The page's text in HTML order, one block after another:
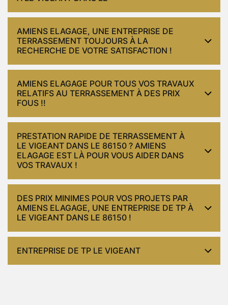
AMIENS ELAGAGE, UNE ENTREPRISE DE
TERRASSEMENT TOUJOURS À LA
RECHERCHE DE VOTRE SATISFACTION !
AMIENS ELAGAGE POUR TOUS VOS TRAVAUX
RELATIFS AU TERRASSEMENT À DES PRIX
FOUS !!
PRESTATION RAPIDE DE TERRASSEMENT À
LE VIGEANT DANS LE 86150 ? AMIENS
ELAGAGE EST LÀ POUR VOUS AIDER DANS
VOS TRAVAUX !
DES PRIX MINIMES POUR VOS PROJETS PAR
AMIENS ELAGAGE, UNE ENTREPRISE DE TP À
LE VIGEANT DANS LE 86150 !
ENTREPRISE DE TP LE VIGEANT